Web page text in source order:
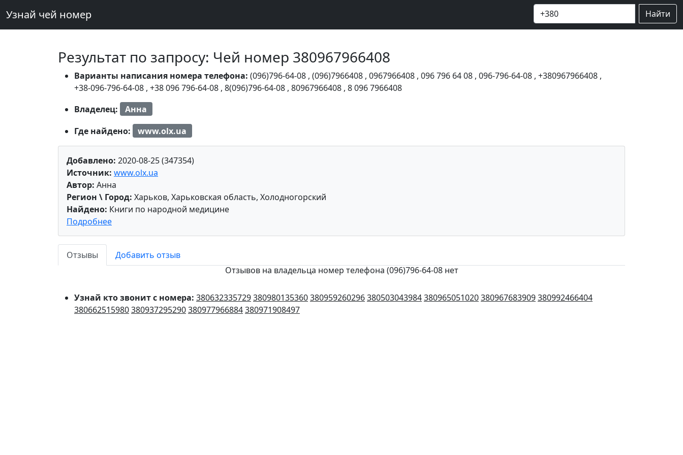
Узнай чей номер Найти
Результат по запросу: Чей номер 380967966408
Варианты написания номера телефона: (096)796-64-08 , (096)7966408 , 0967966408 , 096 796 64 08 , 096-796-64-08 , +380967966408 ,
+38-096-796-64-08 , +38 096 796-64-08 , 8(096)796-64-08 , 80967966408 , 8 096 7966408
Владелец:
Анна
Где найдено:
www.olx.ua
Добавлено: 2020-08-25 (347354)
Источник: www.olx.ua
Автор: Анна
Регион \ Город: Харьков, Харьковская область, Холодногорский
Найдено: Книги по народной медицине
Подробнее
Отзывы
Добавить отзыв
Отзывов на владельца номер телефона (096)796-64-08 нет
Узнай кто звонит с номера: 380632335729380980135360380959260296380503043984380965051020380967683909380992466404
380662515980380937295290380977966884380971908497